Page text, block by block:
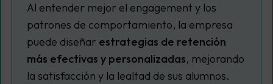
Al entender mejor el engagement y los
patrones de comportamiento, la empresa
puede diseñar estrategias de retención
más efectivas y personalizadas, mejorando
la satisfacción y la lealtad de sus alumnos.